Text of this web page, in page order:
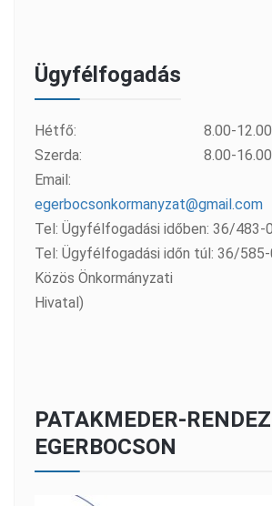
Ügyfélfogadás
Hétfő:
8.00-12.00
Szerda:
8.00-16.00
Email:
egerbocsonkormanyzat@gmail.com
Tel: Ügyfélfogadási időben: 36/483-
Tel: Ügyfélfogadási időn túl: 36/
Közös Önkormányzati
Hivatal)
PATAKMEDER-
EGERBOCSON